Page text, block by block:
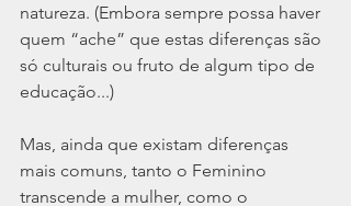
natureza. (Embora sempre possa haver
quem “ache” que estas diferenças são
só culturais ou fruto de algum tipo de
educação...)
Mas, ainda que existam diferenças
mais comuns, tanto o Feminino
transcende a mulher, como o